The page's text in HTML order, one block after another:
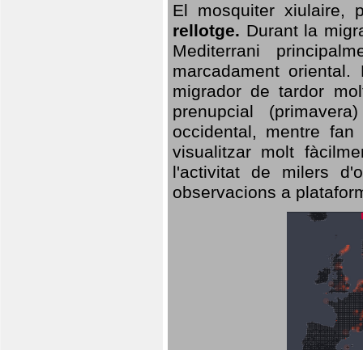
El mosquiter xiulaire,
rellotge. Durant la
Mediterrani
marcadament
migrador de tardor
prenupcial
occidental, mentre
visualitzar molt
l'activitat de milers
observacions a